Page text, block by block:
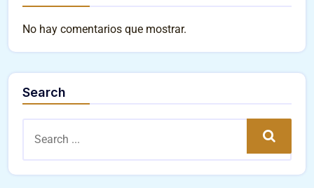
No hay comentarios que mostrar.
Search
Search